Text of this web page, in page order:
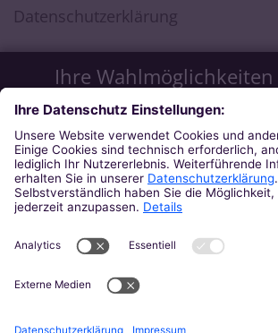
Ihre Wahlmöglichkeiten
Einstellungen zum
Wir möchten Ihnen ein optimales
Dazu verwenden wir Cookies, die für
unserer Website notwendig sind. Mit
verwenden wir auch Cookies und andere
zur Anzeige externer Inhalte (Videos über
über Soundcloud, Karten über
selbst entscheiden, welche Kategorien Sie
Bitte beachten Sie, dass auf Basis
womöglich nicht mehr alle
Verfügung stehen. Weitere Informationen
Datenschutzerklärung.
Datenschutzerklärung